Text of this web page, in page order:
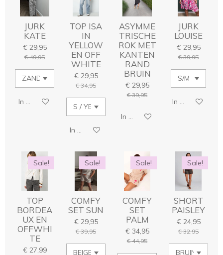
JURK
KATE
€ 29,95
€ 49,95
In winkelwagen
TOP ISA
IN
YELLOW
EN OFF
WHITE
€ 29,95
€ 34,95
In winkelwagen
ASYMME
TRISCHE
ROK MET
KANTEN
RAND
BRUIN
€ 29,95
€ 39,95
In winkelwagen
JURK
LOUISE
€ 29,95
€ 39,95
In winkelwagen
Sale!
TOP
BORDEA
UX EN
OFFWHI
TE
€ 27,99
Sale!
COMFY
SET SUN
€ 29,95
€ 39,95
Sale!
COMFY
SET
PALM
€ 34,95
€ 44,95
Sale!
SHORT
PAISLEY
€ 24,95
€ 32,95